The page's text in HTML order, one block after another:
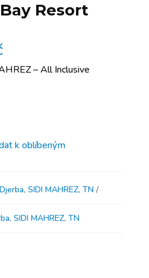
Resort
– All Inclusive
k oblíbeným
Djerba, SIDI MAHREZ, TN
, SIDI MAHREZ, TN